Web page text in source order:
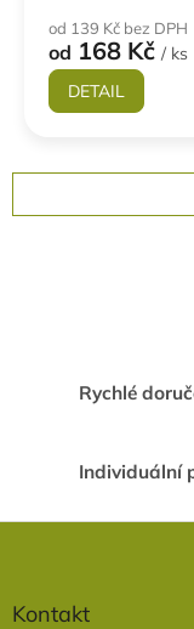
od 139 Kč bez DPH
od 168 Kč / ks
DETAIL
Rychlé
Individuální
Z
Kontakt